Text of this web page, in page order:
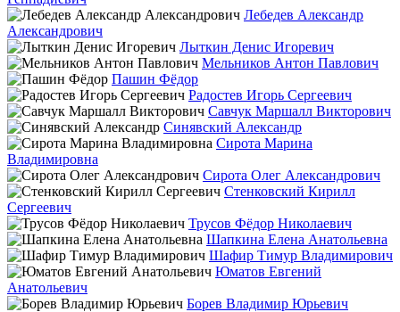
Лебедев Александр
Александрович
Лыткин Денис Игоревич
Мельников Антон Павлович
Пашин Фёдор
Радостев Игорь Сергеевич
Савчук Маршалл Викторович
Синявский Александр
Сирота Марина
Владимировна
Сирота Олег Александрович
Стенковский Кирилл
Сергеевич
Трусов Фёдор Николаевич
Шапкина Елена Анатольевна
Шафир Тимур Владимирович
Юматов Евгений
Анатольевич
Борев Владимир Юрьевич